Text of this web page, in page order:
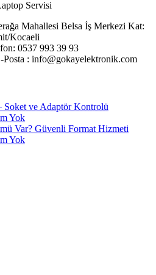
Servisi
Mahallesi Belsa İş Merkezi Kat:
Kocaeli
0537 993 39 93
Posta : info@gokayelektronik.com
Soket ve Adaptör Kontrolü
Yok
Var? Güvenli Format Hizmeti
Yok